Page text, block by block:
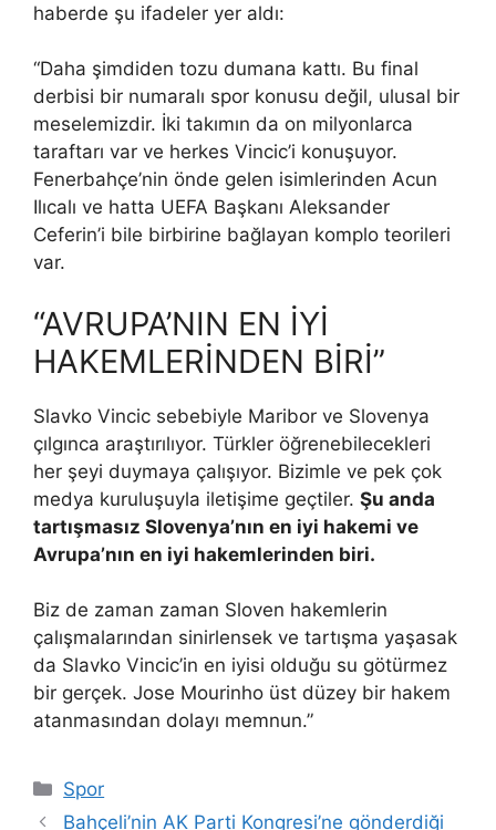
haberde şu ifadeler yer aldı:
“Daha şimdiden tozu dumana kattı. Bu final
derbisi bir numaralı spor konusu değil, ulusal bir
meselemizdir. İki takımın da on milyonlarca
taraftarı var ve herkes Vincic’i konuşuyor.
Fenerbahçe’nin önde gelen isimlerinden Acun
Ilıcalı ve hatta UEFA Başkanı Aleksander
Ceferin’i bile birbirine bağlayan komplo teorileri
var.
“AVRUPA’NIN EN İYİ
HAKEMLERİNDEN BİRİ”
Slavko Vincic sebebiyle Maribor ve Slovenya
çılgınca araştırılıyor. Türkler öğrenebilecekleri
her şeyi duymaya çalışıyor. Bizimle ve pek çok
medya kuruluşuyla iletişime geçtiler. Şu anda
tartışmasız Slovenya’nın en iyi hakemi ve
Avrupa’nın en iyi hakemlerinden biri.
Biz de zaman zaman Sloven hakemlerin
çalışmalarından sinirlensek ve tartışma yaşasak
da Slavko Vincic’in en iyisi olduğu su götürmez
bir gerçek. Jose Mourinho üst düzey bir hakem
atanmasından dolayı memnun.”
Kategoriler
Spor
Bahçeli’nin AK Parti Kongresi’ne gönderdiği